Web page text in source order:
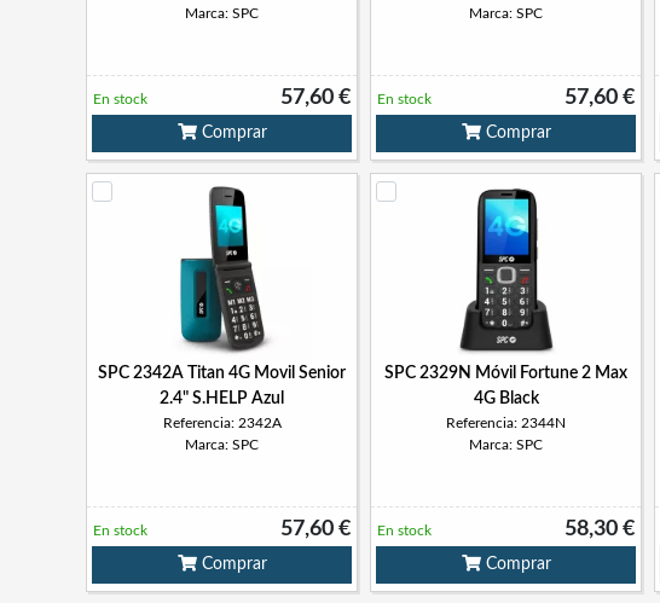
Marca: SPC
57,60 €
En stock
Comprar
Marca: SPC
57,60 €
En stock
Comprar
SPC 2342A Titan 4G Movil Senior
2.4" S.HELP Azul
Referencia: 2342A
Marca: SPC
57,60 €
En stock
Comprar
SPC 2329N Móvil Fortune 2 Max
4G Black
Referencia: 2344N
Marca: SPC
58,30 €
En stock
Comprar